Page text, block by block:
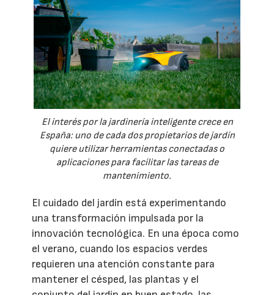
El interés por la jardinería inteligente crece en
España: uno de cada dos propietarios de jardín
quiere utilizar herramientas conectadas o
aplicaciones para facilitar las tareas de
mantenimiento.
El cuidado del jardín está experimentando
una transformación impulsada por la
innovación tecnológica. En una época como
el verano, cuando los espacios verdes
requieren una atención constante para
mantener el césped, las plantas y el